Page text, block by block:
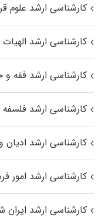
کارشناسی ارشد علوم
کارشناسی ارشد
کارشناسی ارشد فقه و
کارشناسی ارشد فلسفه
کارشناسی ارشد
کارشناسی ارشد امور
کارشناسی ارشد ایران